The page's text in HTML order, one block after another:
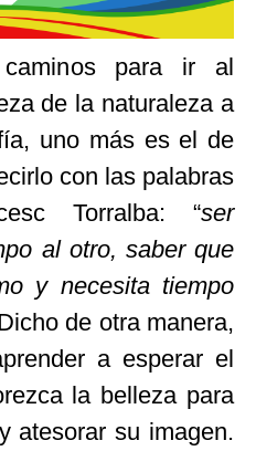
para ir al
de la naturaleza a
uno más es el de
con las palabras
Torralba: “ser
al otro, saber que
y necesita tiempo
de otra manera,
a esperar el
la belleza para
atesorar su imagen.